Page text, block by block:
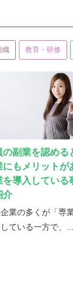
織 教育・研修
の副業を認める
にもメリットが
を導入している
介
業の多くが「専
ている一方で、 ...